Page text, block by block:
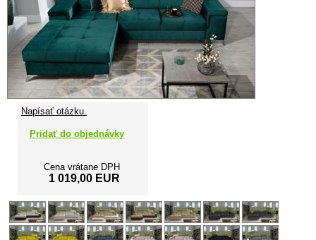
Napísať otázku.
Pridať do objednávky
Cena vrátane DPH
1 019,00 EUR